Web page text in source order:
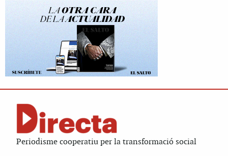
Periodisme cooperatiu per la transformació social